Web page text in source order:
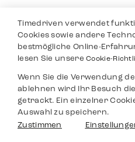
Timedriven verwendet
Cookies sowie andere
bestmögliche Online-
lesen Sie unsereCookie-
Wenn Sie die Verwendung
ablehnen wird Ihr Besuch
getrackt. Ein einzelner
Auswahl zu speichern.
Zustimmen